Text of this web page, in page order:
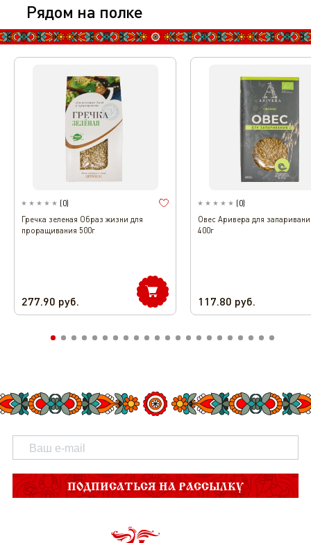
Рядом на полке
(0)
Гречка зеленая Образ жизни для
проращивания 500г
277.90 руб.
(0)
Овес Аривера для
400г
117.80 руб.
ПОДПИСАТЬСЯ НА РАССЫЛКУ